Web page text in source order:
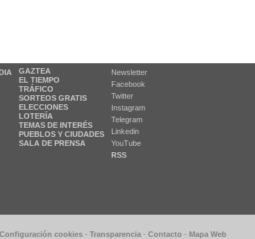
GAZTEA
EL TIEMPO
TRÁFICO
SORTEOS GRATIS
ELECCIONES
LOTERÍA
TEMAS DE INTERÉS
PUEBLOS Y CIUDADES
SALA DE PRENSA
Newsletter
Facebook
Twitter
Instagram
Telegram
Linkedin
YouTube
RSS
Configuración cookies - Transparencia - Contacto - Mapa Web